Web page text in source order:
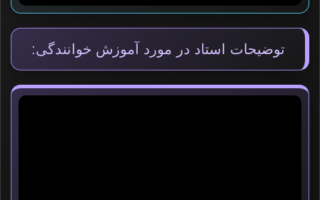
توضیحات استاد در مورد آموزش خوانندگی: